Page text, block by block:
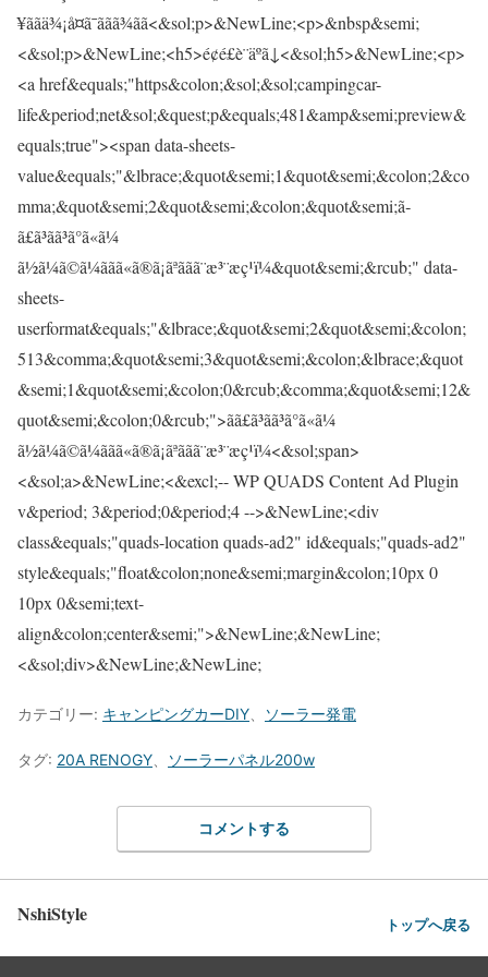
¥ããä¾¡å¤ã¯ããã¾ãã<&sol;p>&NewLine;<p>&nbsp&semi;
<&sol;p>&NewLine;<h5>é¢é£è¨äºã↓<&sol;h5>&NewLine;<p>
<a href&equals;"https&colon;&sol;&sol;campingcar-
life&period;net&sol;&quest;p&equals;481&amp&semi;preview&
equals;true"><span data-sheets-
value&equals;"&lbrace;&quot&semi;1&quot&semi;&colon;2&co
mma;&quot&semi;2&quot&semi;&colon;&quot&semi;ã­
ã£ã³ãã³ã°ã«ã¼
ã½ã¼ã©ã¼ããã«ã®ã¡ãªããã¨æ³¨æç¹ï¼&quot&semi;&rcub;" data-
sheets-
userformat&equals;"&lbrace;&quot&semi;2&quot&semi;&colon;
513&comma;&quot&semi;3&quot&semi;&colon;&lbrace;&quot
&semi;1&quot&semi;&colon;0&rcub;&comma;&quot&semi;12&
quot&semi;&colon;0&rcub;">ã­ã£ã³ãã³ã°ã«ã¼
ã½ã¼ã©ã¼ããã«ã®ã¡ãªããã¨æ³¨æç¹ï¼<&sol;span>
<&sol;a>&NewLine;<&excl;-- WP QUADS Content Ad Plugin
v&period; 3&period;0&period;4 -->&NewLine;<div
class&equals;"quads-location quads-ad2" id&equals;"quads-ad2"
style&equals;"float&colon;none&semi;margin&colon;10px 0
10px 0&semi;text-
align&colon;center&semi;">&NewLine;&NewLine;
<&sol;div>&NewLine;&NewLine;
カテゴリー: キャンピングカーDIY ソーラー発電
タグ: 20A RENOGY ソーラーパネル200w
コメントする
NshiStyle トップへ戻る